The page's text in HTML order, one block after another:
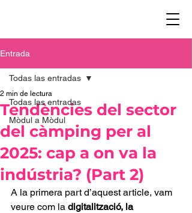
Entrada
Todas las entradas
Mòdul a Mòdul
Todas las entradas
Tendències del sector
del càmping per al
2025: cap a on va la
indústria? (Part 2)
2 min de lectura
A la primera part d’aquest article, vam
veure com la digitalització, la